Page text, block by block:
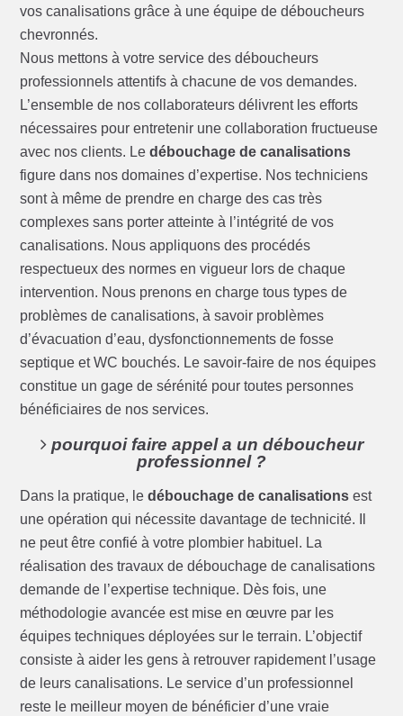
vos canalisations grâce à une équipe de déboucheurs
chevronnés.
Nous mettons à votre service des déboucheurs
professionnels attentifs à chacune de vos demandes.
L’ensemble de nos collaborateurs délivrent les efforts
nécessaires pour entretenir une collaboration fructueuse
avec nos clients. Ledébouchage de canalisations
figure dans nos domaines d’expertise. Nos techniciens
sont à même de prendre en charge des cas très
complexes sans porter atteinte à l’intégrité de vos
canalisations. Nous appliquons des procédés
respectueux des normes en vigueur lors de chaque
intervention. Nous prenons en charge tous types de
problèmes de canalisations, à savoir problèmes
d’évacuation d’eau, dysfonctionnements de fosse
septique et WC bouchés. Le savoir-faire de nos équipes
constitue un gage de sérénité pour toutes personnes
bénéficiaires de nos services.
pourquoi faire appel a un déboucheur
professionnel ?
Dans la pratique, ledébouchage de canalisations est
une opération qui nécessite davantage de technicité. Il
ne peut être confié à votre plombier habituel. La
réalisation des travaux de débouchage de canalisations
demande de l’expertise technique. Dès fois, une
méthodologie avancée est mise en œuvre par les
équipes techniques déployées sur le terrain. L’objectif
consiste à aider les gens à retrouver rapidement l’usage
de leurs canalisations. Le service d’un professionnel
reste le meilleur moyen de bénéficier d’une vraie